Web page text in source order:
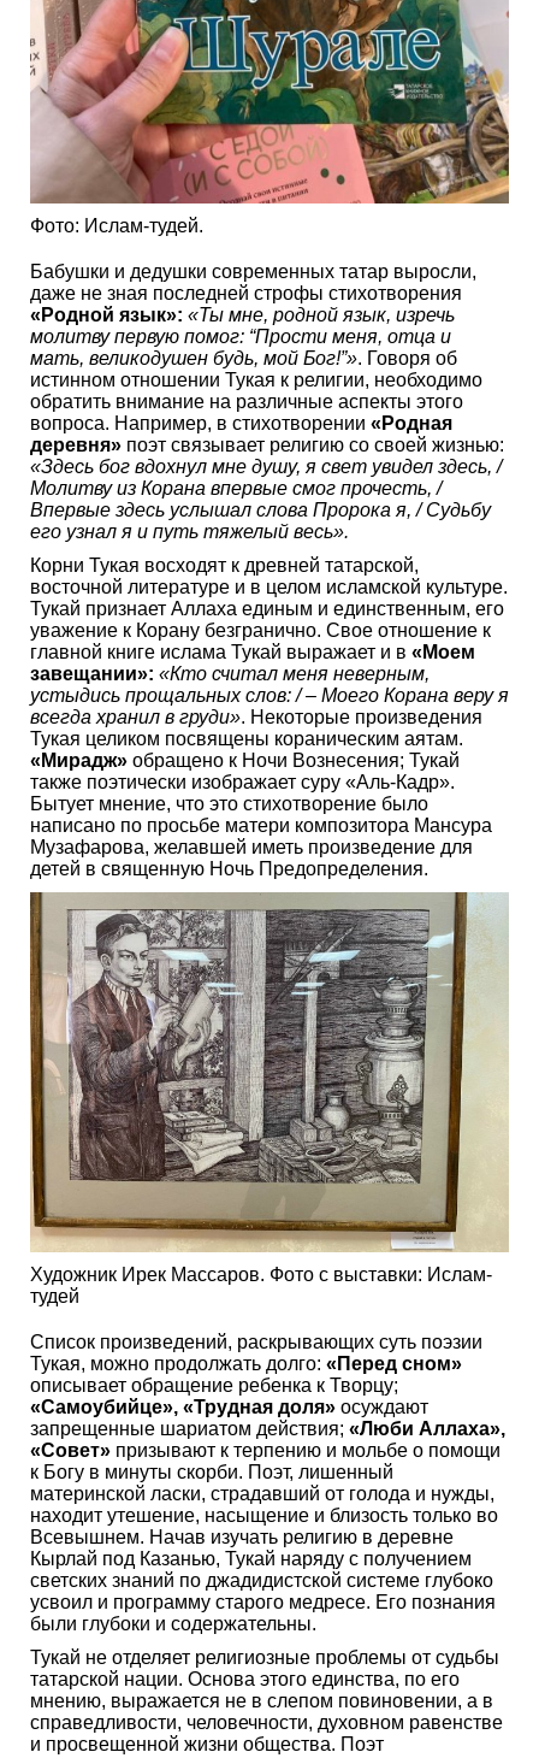
Фото: Ислам-тудей.
Бабушки и дедушки современных татар выросли,
даже не зная последней строфы стихотворения
«Родной язык»: «Ты мне, родной язык, изречь
молитву первую помог: “Прости меня, отца и
мать, великодушен будь, мой Бог!”». Говоря об
истинном отношении Тукая к религии, необходимо
обратить внимание на различные аспекты этого
вопроса. Например, в стихотворении «Родная
деревня» поэт связывает религию со своей жизнью:
«Здесь бог вдохнул мне душу, я свет увидел здесь, /
Молитву из Корана впервые смог прочесть, /
Впервые здесь услышал слова Пророка я, / Судьбу
его узнал я и путь тяжелый весь».
Корни Тукая восходят к древней татарской,
восточной литературе и в целом исламской культуре.
Тукай признает Аллаха единым и единственным, его
уважение к Корану безгранично. Свое отношение к
главной книге ислама Тукай выражает и в «Моем
завещании»: «Кто считал меня неверным,
устыдись прощальных слов: / – Моего Корана веру я
всегда хранил в груди». Некоторые произведения
Тукая целиком посвящены кораническим аятам.
«Мирадж» обращено к Ночи Вознесения; Тукай
также поэтически изображает суру «Аль-Кадр».
Бытует мнение, что это стихотворение было
написано по просьбе матери композитора Мансура
Музафарова, желавшей иметь произведение для
детей в священную Ночь Предопределения.
Художник Ирек Массаров. Фото с выставки: Ислам-
тудей
Список произведений, раскрывающих суть поэзии
Тукая, можно продолжать долго: «Перед сном»
описывает обращение ребенка к Творцу;
«Самоубийце», «Трудная доля» осуждают
запрещенные шариатом действия; «Люби Аллаха»,
«Совет» призывают к терпению и мольбе о помощи
к Богу в минуты скорби. Поэт, лишенный
материнской ласки, страдавший от голода и нужды,
находит утешение, насыщение и близость только во
Всевышнем. Начав изучать религию в деревне
Кырлай под Казанью, Тукай наряду с получением
светских знаний по джадидистской системе глубоко
усвоил и программу старого медресе. Его познания
были глубоки и содержательны.
Тукай не отделяет религиозные проблемы от судьбы
татарской нации. Основа этого единства, по его
мнению, выражается не в слепом повиновении, а в
справедливости, человечности, духовном равенстве
и просвещенной жизни общества. Поэт